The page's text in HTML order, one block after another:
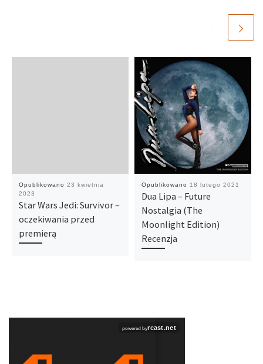
Opublikowano 23 kwietnia
2023
Star Wars Jedi: Survivor –
oczekiwania przed
premierą
Opublikowano 18 lutego 2021
Dua Lipa – Future
Nostalgia (The
Moonlight Edition)
Recenzja